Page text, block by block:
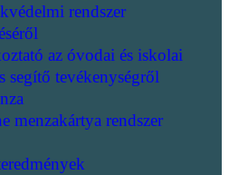
rendszer
az óvodai és iskolai
segítő tevékenységről
menzakártya rendszer